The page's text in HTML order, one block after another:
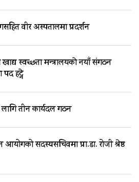
वीर अस्पतालमा प्रदर्शन
स्वच्छता मन्त्रालयकाे नयाँ संगठन
हट्ने
लागि तीन कार्यदल गठन
आयोगको सदस्यसचिवमा प्रा.डा. रोजी श्रेष्ठ